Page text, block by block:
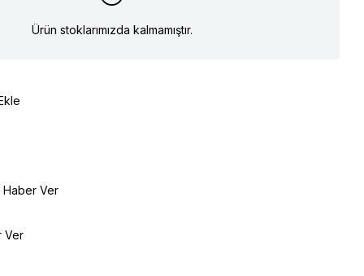
Ürün stoklarımızda kalmamıştır.
Haber Ver
Ver